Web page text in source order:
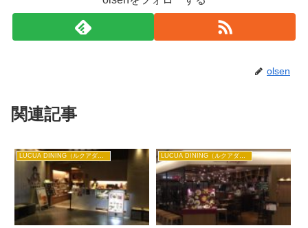
olsen
関連記事
LUCUA DINING（ルクアダイニング） LUCUA DINING（ルクアダイニング）